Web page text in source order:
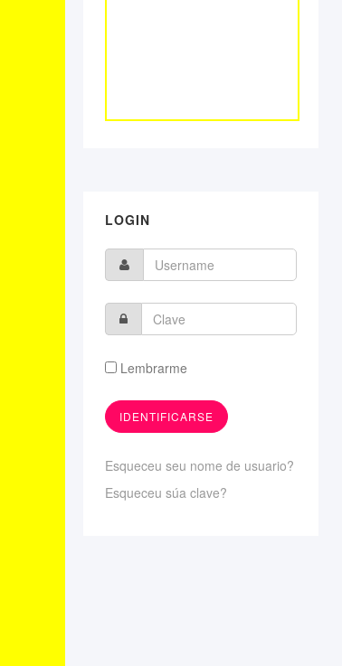
LOGIN
Lembrarme
Esqueceu seu nome de usuario?
Esqueceu súa clave?